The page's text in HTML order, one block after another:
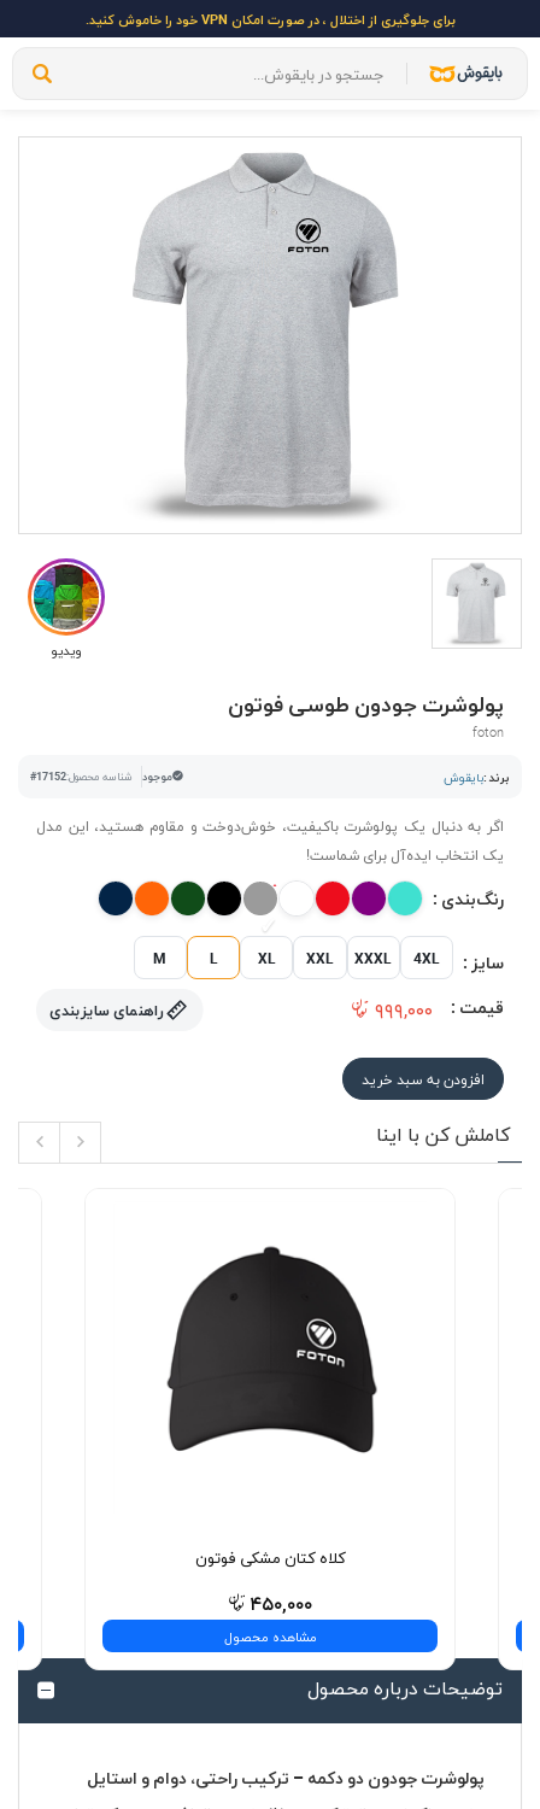
برای جلوگیری از اختلال ، در صورت امکان VPN خود را خاموش کنید.
ویدیو
پولوشرت جودون طوسی فوتون
foton
برند :بایقوش موجود شناسه محصول:#17152
اگر به دنبال یک پولوشرت باکیفیت، خوش‌دوخت و مقاوم هستید، این مدل
یک انتخاب ایده‌آل برای شماست!
رنگ‌بندی :
سایز : M L XL XXL XXXL 4XL
قیمت : ۹۹۹,۰۰۰ راهنمای سایزبندی
افزودن به سبد خرید
کاملش کن با اینا
کلاه کتان مشکی فوتون
۴۵۰,۰۰۰
مشاهده محصول
توضیحات درباره محصول
پولوشرت جودون دو دکمه – ترکیب راحتی، دوام و استایل